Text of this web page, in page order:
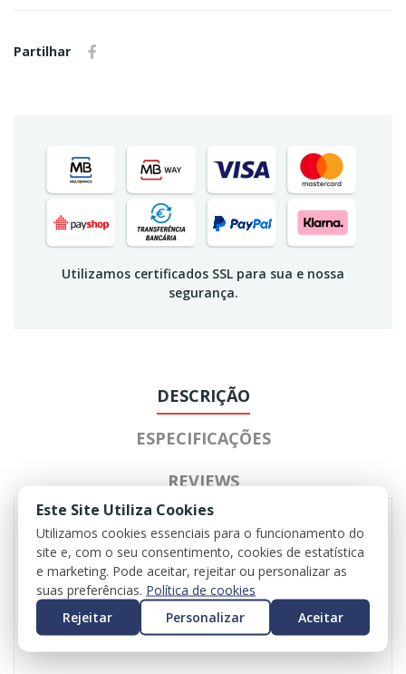
Partilhar
Utilizamos certificados SSL para sua e nossa
segurança.
DESCRIÇÃO
ESPECIFICAÇÕES
REVIEWS
Centralina de ABS para Seat Ibiza IV
Referência original: 6C0614517K
0265956084
Valor do iva incluído
Valor do transporte não incluído
Este Site Utiliza Cookies
Utilizamos cookies essenciais para o funcionamento do
site e, com o seu consentimento, cookies de estatística
e marketing. Pode aceitar, rejeitar ou personalizar as
suas preferências. Política de cookies
Rejeitar
Personalizar Aceitar